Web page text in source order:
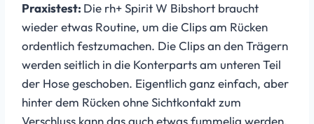
Praxistest: Die rh+ Spirit W Bibshort braucht
wieder etwas Routine, um die Clips am Rücken
ordentlich festzumachen. Die Clips an den Trägern
werden seitlich in die Konterparts am unteren Teil
der Hose geschoben. Eigentlich ganz einfach, aber
hinter dem Rücken ohne Sichtkontakt zum